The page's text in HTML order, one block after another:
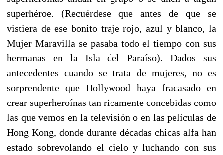
superhéroe. (Recuérdese que antes de que se
vistiera de ese bonito traje rojo, azul y blanco, la
Mujer Maravilla se pasaba todo el tiempo con sus
hermanas en la Isla del Paraíso). Dados sus
antecedentes cuando se trata de mujeres, no es
sorprendente que Hollywood haya fracasado en
crear superheroínas tan ricamente concebidas como
las que vemos en la televisión o en las películas de
Hong Kong, donde durante décadas chicas alfa han
estado sobrevolando el cielo y luchando con sus